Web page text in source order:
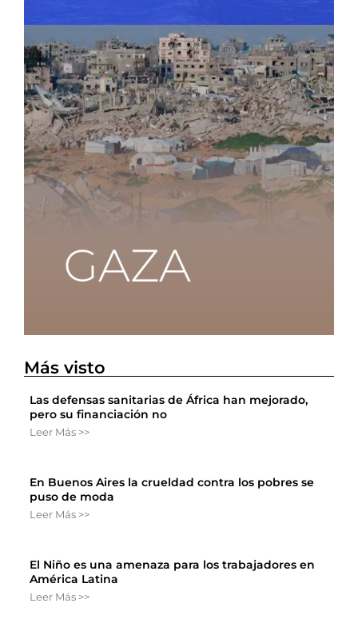
Más visto
Las defensas sanitarias de África han mejorado,
pero su financiación no
Leer Más >>
En Buenos Aires la crueldad contra los pobres se
puso de moda
Leer Más >>
El Niño es una amenaza para los trabajadores en
América Latina
Leer Más >>